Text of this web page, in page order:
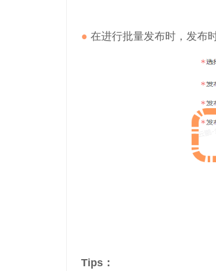
● 在进行批量发布时，发布
Tips：